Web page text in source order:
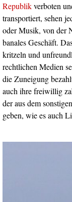
Republikverboten
transportiert, sehen
oder Musik, von der
banales Geschäft.
kritzeln und
rechtlichen Medien
die Zuneigung
auch ihre freiwillig
der aus dem
geben, wie es auch